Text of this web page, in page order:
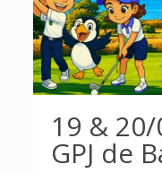
19 & 20/
GPJ de